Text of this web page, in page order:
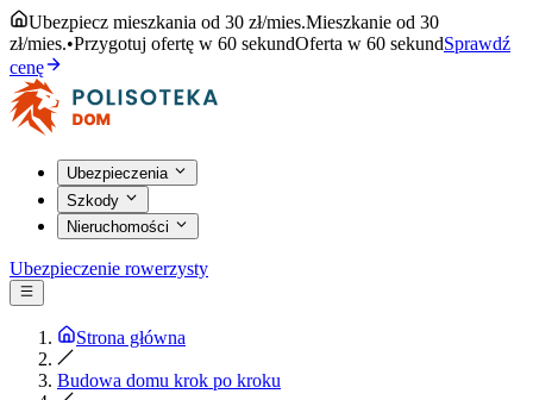
Ubezpiecz mieszkania od 30 zł/mies.Mieszkanie od 30
zł/mies.•Przygotuj ofertę w 60 sekundOferta w 60 sekundSprawdź
cenę
Ubezpieczenia
Szkody
Nieruchomości
Ubezpieczenie rowerzysty
Strona główna
Budowa domu krok po kroku